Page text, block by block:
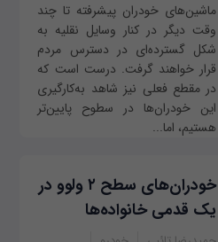
ماشین‌های خودران پیشرفته تا چند
وقت دیگر در کنار وسایل نقلیه به
شکل گسترده‌ای در دسترس مردم
قرار خواهند گرفت. درست است که
در مقطع فعلی نیز شاهد به‌کارگیری
این خودران‌ها در سطوح پایین‌تر
هستیم، اما...
خودران‌های سطح ۲ ولوو در
یک قدمی خانواده‌ها